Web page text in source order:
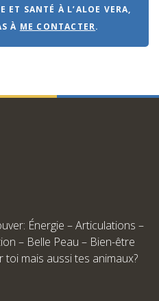
ET SANTÉ À L’ALOE VERA,
À ME CONTACTER.
Énergie – Articulations –
– Belle Peau – Bien-être
toi mais aussi tes animaux?